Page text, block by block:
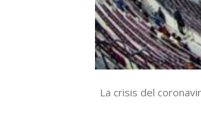
La crisis del